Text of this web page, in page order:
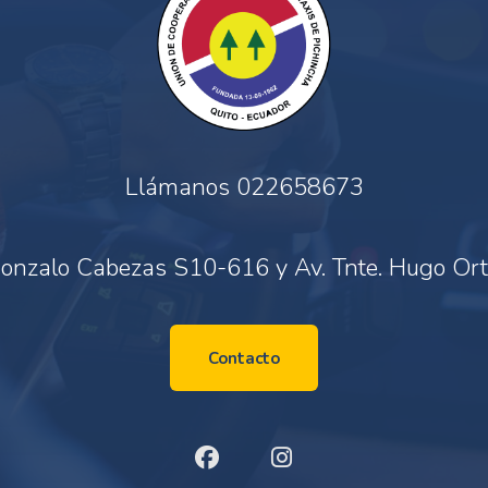
Llámanos 022658673
Cabezas S10-616 y Av. Tnte. Hugo
Contacto